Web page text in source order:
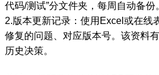
代码/测试”分文件夹，每周自动备份
2.版本更新记录：使用Excel或在线
修复的问题、对应版本号。该资料
历史决策。